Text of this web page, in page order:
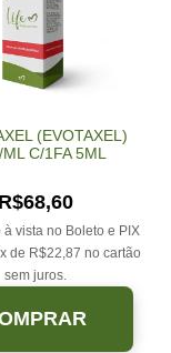
(EVOTAXEL)
C/1FA 5ML
R$68,60
à vista no Boleto e PIX
de R$22,87 no cartão
sem juros.